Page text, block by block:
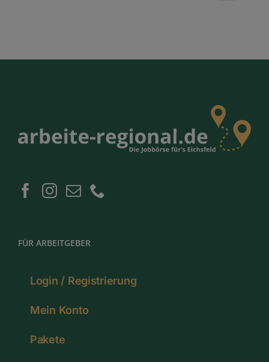
FÜR ARBEITGEBER
Login / Registrierung
Mein Konto
Pakete